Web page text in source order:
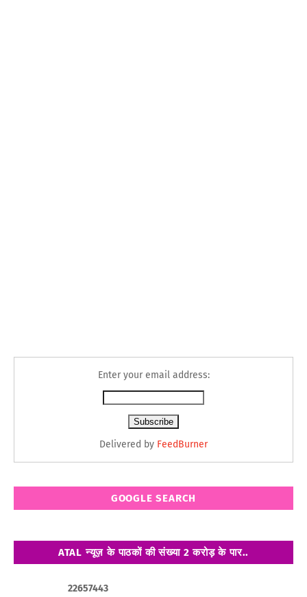
Enter your email address:
Delivered by FeedBurner
GOOGLE SEARCH
ATAL न्यूज़ के पाठकों की संख्या 2 करोड़ के पार..
22657443